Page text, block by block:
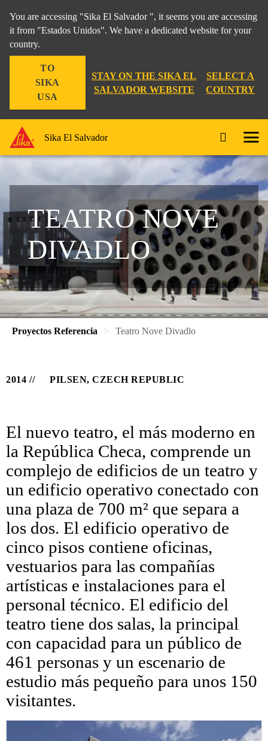
You are accessing "Sika El Salvador ", it seems you are accessing
it from "Estados Unidos". We have a dedicated website for your
country.
TO
SIKA
USA
STAY ON THE SIKA EL
SALVADOR WEBSITE
SELECT A
COUNTRY
Sika El Salvador
TEATRO NOVE
DIVADLO
Proyectos Referencia Teatro Nove Divadlo
2014 PILSEN, CZECH REPUBLIC
El nuevo teatro, el más moderno en
la República Checa, comprende un
complejo de edificios de un teatro y
un edificio operativo conectado con
una plaza de 700 m² que separa a
los dos. El edificio operativo de
cinco pisos contiene oficinas,
vestuarios para las compañías
artísticas e instalaciones para el
personal técnico. El edificio del
teatro tiene dos salas, la principal
con capacidad para un público de
461 personas y un escenario de
estudio más pequeño para unos 150
visitantes.